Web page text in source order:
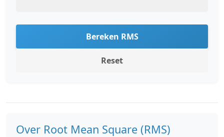
Bereken RMS
Reset
Over Root Mean Square (RMS)